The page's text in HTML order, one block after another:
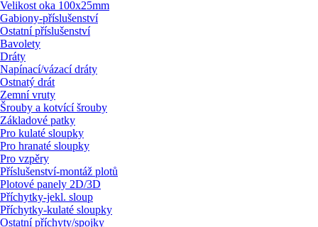
Velikost oka 100x25mm
Gabiony-příslušenství
Ostatní příslušenství
Bavolety
Dráty
Napínací/vázací dráty
Ostnatý drát
Zemní vruty
Šrouby a kotvící šrouby
Základové patky
Pro kulaté sloupky
Pro hranaté sloupky
Pro vzpěry
Příslušenství-montáž plotů
Plotové panely 2D/3D
Příchytky-jekl. sloup
Příchytky-kulaté sloupky
Ostatní příchyty/spojky